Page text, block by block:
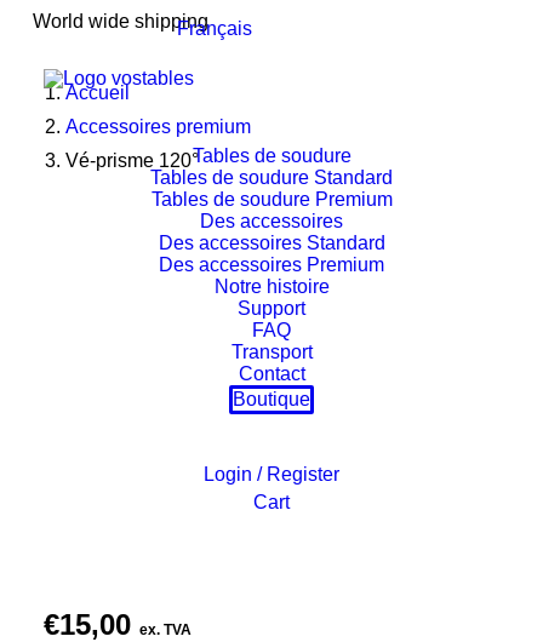
World wide shippingFrançais
Tables de soudure
Tables de soudure Standard
Tables de soudure Premium
Des accessoires
Des accessoires Standard
Des accessoires Premium
Notre histoire
Support
FAQ
Transport
Contact
Boutique
Login / Register
Cart
Accueil
Accessoires premium
Vé-prisme 120°
€15,00 ex. TVA